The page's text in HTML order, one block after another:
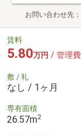
お問い合わせ先
賃料
5.80万円 / 管理
敷 / 礼
なし / 1ヶ月
専有面積
26.57m2